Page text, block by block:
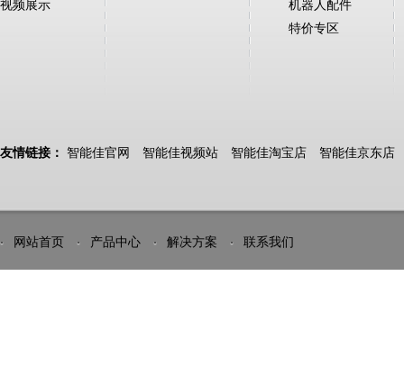
视频展示
机器人配件
特价专区
友情链接： 智能佳官网 智能佳视频站 智能佳淘宝店 智能佳京东店
网站首页 产品中心 解决方案 联系我们